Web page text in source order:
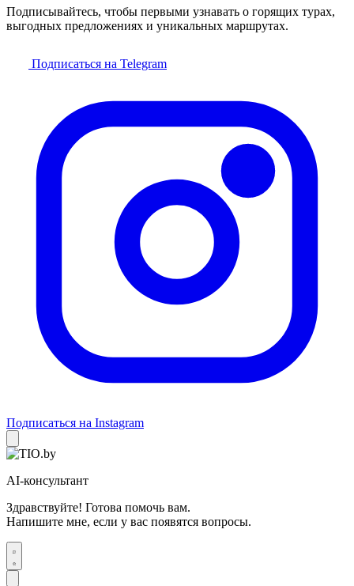
Подписывайтесь, чтобы первыми узнавать о горящих турах,
выгодных предложениях и уникальных маршрутах.
Подписаться на Telegram
Подписаться на Instagram
AI-консультант
Здравствуйте! Готова помочь вам.
Напишите мне, если у вас появятся вопросы.